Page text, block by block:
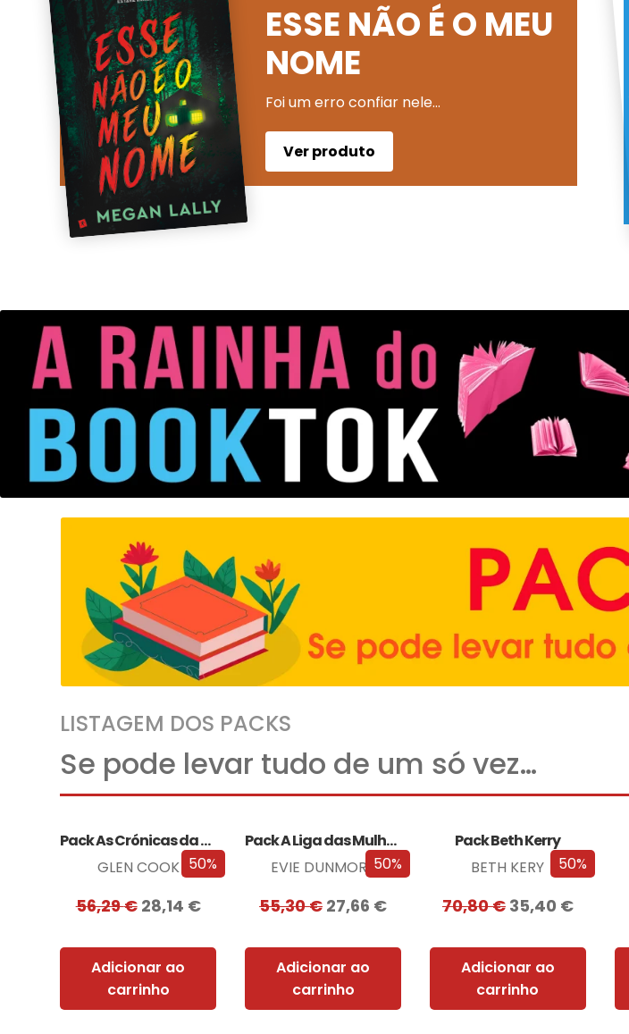
ESSE NÃO É O MEU
NOME
Foi um erro confiar nele…
Ver produto
LISTAGEM DOS PACKS
Se pode levar tudo de um só vez…
50%
Pack As Crónicas da Companhia Negra
GLEN COOK
56,29€ 28,14 €
Adicionar ao
carrinho
50%
Pack A Liga das Mulheres Extraordinárias
EVIE DUNMORE
55,30€ 27,66 €
Adicionar ao
carrinho
50%
Pack Beth Kerry
BETH KERY
70,80€ 35,40 €
Adicionar ao
carrinho